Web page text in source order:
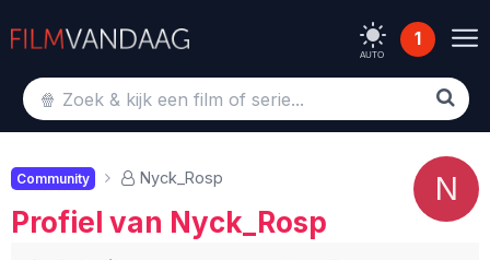
AUTO
1
N
Community Nyck_Rosp
Profiel van Nyck_Rosp